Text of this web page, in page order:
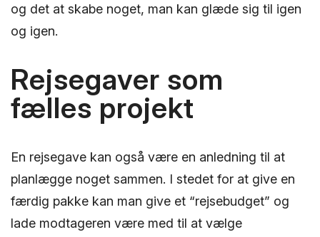
og det at skabe noget, man kan glæde sig til igen
og igen.
Rejsegaver som
fælles projekt
En rejsegave kan også være en anledning til at
planlægge noget sammen. I stedet for at give en
færdig pakke kan man give et “rejsebudget” og
lade modtageren være med til at vælge